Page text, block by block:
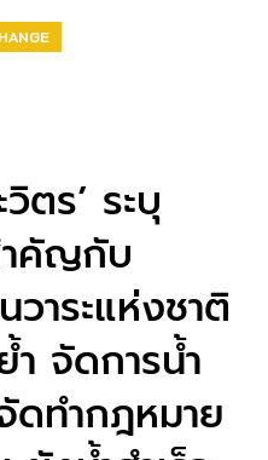
ตร’ ระบุ
ำคัญกับ
าระแห่งชาติ
ำ จัดการน้ำ
ทำกฎหมาย